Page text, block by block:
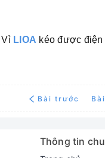
Vì LIOA kéo được điện
Bài trước
Thông tin